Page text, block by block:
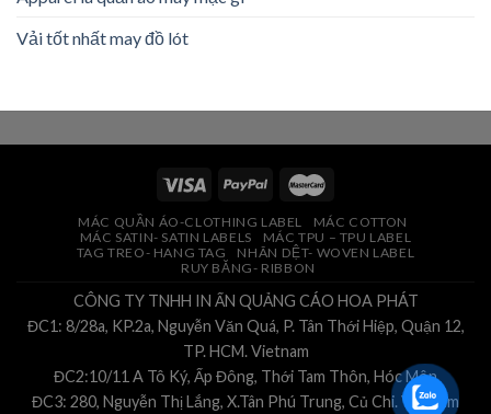
Vải tốt nhất may đồ lót
MÁC QUẦN ÁO-CLOTHING LABEL
MÁC COTTON
MÁC SATIN- SATIN LABELS
MÁC TPU – TPU LABEL
TAG TREO- HANG TAG
NHÃN DỆT- WOVEN LABEL
RUY BĂNG- RIBBON
CÔNG TY TNHH IN ẤN QUẢNG CÁO HOA PHÁT
ĐC1: 8/28a, KP.2a, Nguyễn Văn Quá, P. Tân Thới Hiệp, Quận 12,
TP. HCM. Vietnam
ĐC2:10/11 A Tô Ký, Ấp Đông, Thới Tam Thôn, Hóc Môn
ĐC3: 280, Nguyễn Thị Lắng, X.Tân Phú Trung, Củ Chi. Vietnam